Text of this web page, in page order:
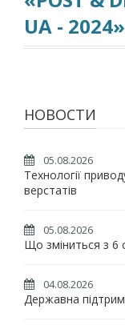
UA - 2024»
НОВОСТИ
05.08.2026
Технології
верстатів
05.08.2026
Що зміниться з 6
04.08.2026
Державна